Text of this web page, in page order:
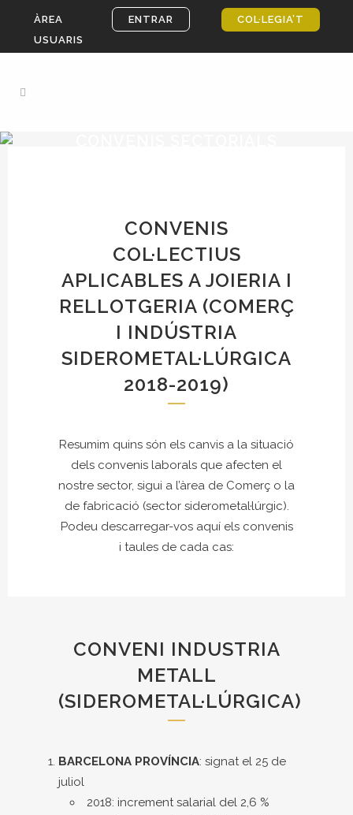
ÀREA
USUARIS
ENTRAR COL·LEGIA’T
CONVENIS
COL·LECTIUS
APLICABLES A JOIERIA I
RELLOTGERIA (COMERÇ
I INDÚSTRIA
SIDEROMETAL·LÚRGICA
2018-2019)
Resumim quins són els canvis a la situació
dels convenis laborals que afecten el
nostre sector, sigui a l’àrea de Comerç o la
de fabricació (sector siderometal·lúrgic).
Podeu descarregar-vos aquí els convenis
i taules de cada cas:
CONVENI INDUSTRIA
METALL
(SIDEROMETAL·LÚRGICA)
BARCELONA PROVÍNCIA: signat el 25 de
juliol
2018: increment salarial del 2,6 %